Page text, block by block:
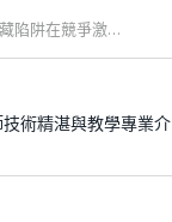
陷阱在競爭激…
術精湛與教學專業介